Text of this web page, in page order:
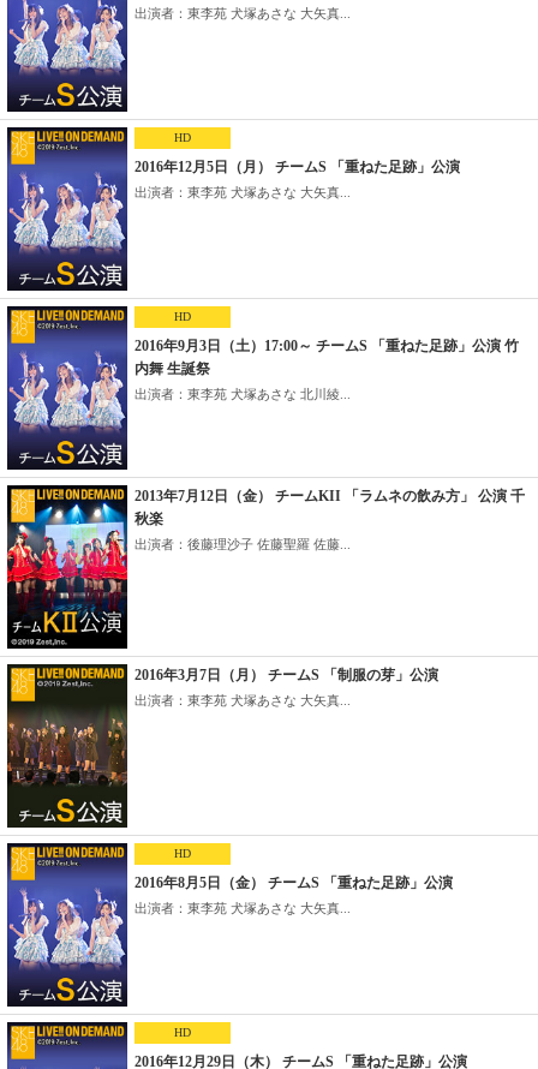
出演者：東李苑 犬塚あさな 大矢真...
HD
2016年12月5日（月） チームS 「重ねた足跡」公演
出演者：東李苑 犬塚あさな 大矢真...
HD
2016年9月3日（土）17:00～ チームS 「重ねた足跡」公演 竹
内舞 生誕祭
出演者：東李苑 犬塚あさな 北川綾...
2013年7月12日（金） チームKII 「ラムネの飲み方」 公演 千
秋楽
出演者：後藤理沙子 佐藤聖羅 佐藤...
2016年3月7日（月） チームS 「制服の芽」公演
出演者：東李苑 犬塚あさな 大矢真...
HD
2016年8月5日（金） チームS 「重ねた足跡」公演
出演者：東李苑 犬塚あさな 大矢真...
HD
2016年12月29日（木） チームS 「重ねた足跡」公演